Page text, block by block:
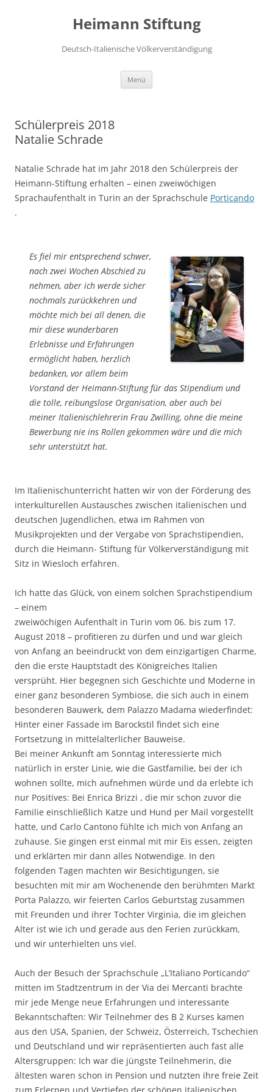
Heimann Stiftung
Deutsch-Italienische Völkerverständigung
Menü
Schülerpreis 2018
Natalie Schrade
Natalie Schrade hat im Jahr 2018 den Schülerpreis der
Heimann-Stiftung erhalten – einen zweiwöchigen
Sprachaufenthalt in Turin an der Sprachschule Porticando
.
Es fiel mir entsprechend schwer,
nach zwei Wochen Abschied zu
nehmen, aber ich werde sicher
nochmals zurückkehren und
möchte mich bei all denen, die
mir diese wunderbaren
Erlebnisse und Erfahrungen
ermöglicht haben, herzlich
bedanken, vor allem beim
Vorstand der Heimann-Stiftung für das Stipendium und
die tolle, reibungslose Organisation, aber auch bei
meiner Italienischlehrerin Frau Zwilling, ohne die meine
Bewerbung nie ins Rollen gekommen wäre und die mich
sehr unterstützt hat.
Im Italienischunterricht hatten wir von der Förderung des
interkulturellen Austausches zwischen italienischen und
deutschen Jugendlichen, etwa im Rahmen von
Musikprojekten und der Vergabe von Sprachstipendien,
durch die Heimann- Stiftung für Völkerverständigung mit
Sitz in Wiesloch erfahren.
Ich hatte das Glück, von einem solchen Sprachstipendium
– einem
zweiwöchigen Aufenthalt in Turin vom 06. bis zum 17.
August 2018 – profitieren zu dürfen und und war gleich
von Anfang an beeindruckt von dem einzigartigen Charme,
den die erste Hauptstadt des Königreiches Italien
versprüht. Hier begegnen sich Geschichte und Moderne in
einer ganz besonderen Symbiose, die sich auch in einem
besonderen Bauwerk, dem Palazzo Madama wiederfindet:
Hinter einer Fassade im Barockstil findet sich eine
Fortsetzung in mittelalterlicher Bauweise.
Bei meiner Ankunft am Sonntag interessierte mich
natürlich in erster Linie, wie die Gastfamilie, bei der ich
wohnen sollte, mich aufnehmen würde und da erlebte ich
nur Positives: Bei Enrica Brizzi , die mir schon zuvor die
Familie einschließlich Katze und Hund per Mail vorgestellt
hatte, und Carlo Cantono fühlte ich mich von Anfang an
zuhause. Sie gingen erst einmal mit mir Eis essen, zeigten
und erklärten mir dann alles Notwendige. In den
folgenden Tagen machten wir Besichtigungen, sie
besuchten mit mir am Wochenende den berühmten Markt
Porta Palazzo, wir feierten Carlos Geburtstag zusammen
mit Freunden und ihrer Tochter Virginia, die im gleichen
Alter ist wie ich und gerade aus den Ferien zurückkam,
und wir unterhielten uns viel.
Auch der Besuch der Sprachschule „L’Italiano Porticando“
mitten im Stadtzentrum in der Via dei Mercanti brachte
mir jede Menge neue Erfahrungen und interessante
Bekanntschaften: Wir Teilnehmer des B 2 Kurses kamen
aus den USA, Spanien, der Schweiz, Österreich, Tschechien
und Deutschland und wir repräsentierten auch fast alle
Altersgruppen: Ich war die jüngste Teilnehmerin, die
ältesten waren schon in Pension und nutzten ihre freie Zeit